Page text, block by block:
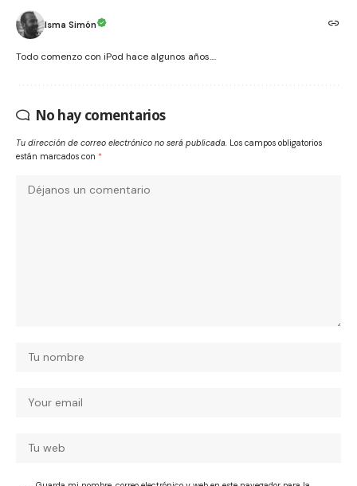
Isma Simón
Todo comenzo con iPod hace algunos años....
No hay comentarios
Tu dirección de correo electrónico no será publicada. Los campos obligatorios
están marcados con *